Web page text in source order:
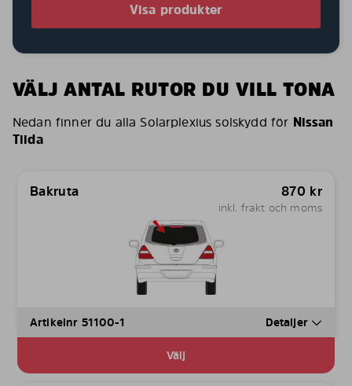
Visa produkter
VÄLJ ANTAL RUTOR DU VILL TONA
Nedan finner du alla Solarplexius solskydd för Nissan
Tiida
Bakruta 870 kr
inkl. frakt och moms
Artikelnr 51100-1 Detaljer
Välj